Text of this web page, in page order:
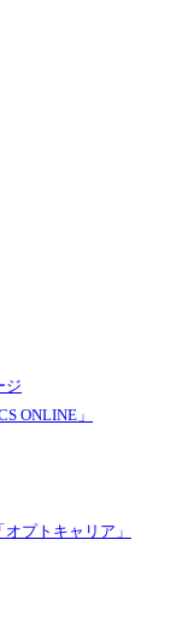
ジ
ONLINE」
プトキャリア」